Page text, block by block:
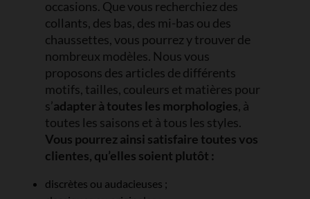
occasions. Que vous recherchiez des
collants, des bas, des mi-bas ou des
chaussettes, vous pourrez y trouver de
nombreux modèles. Nous vous
proposons des articles de différents
motifs, tailles, couleurs et matières pour
s’adapter à toutes les morphologies, à
toutes les saisons et à tous les styles.
Vous pourrez ainsi satisfaire toutes vos
clientes, qu’elles soient plutôt :
discrètes ou audacieuses ;